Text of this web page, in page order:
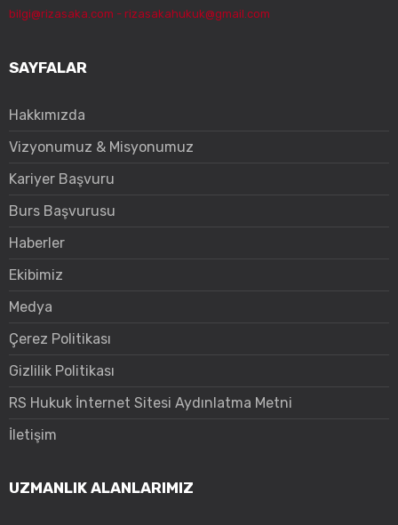
bilgi@rizasaka.com - rizasakahukuk@gmail.com
SAYFALAR
Hakkımızda
Vizyonumuz & Misyonumuz
Kariyer Başvuru
Burs Başvurusu
Haberler
Ekibimiz
Medya
Çerez Politikası
Gizlilik Politikası
RS Hukuk İnternet Sitesi Aydınlatma Metni
İletişim
UZMANLIK ALANLARIMIZ